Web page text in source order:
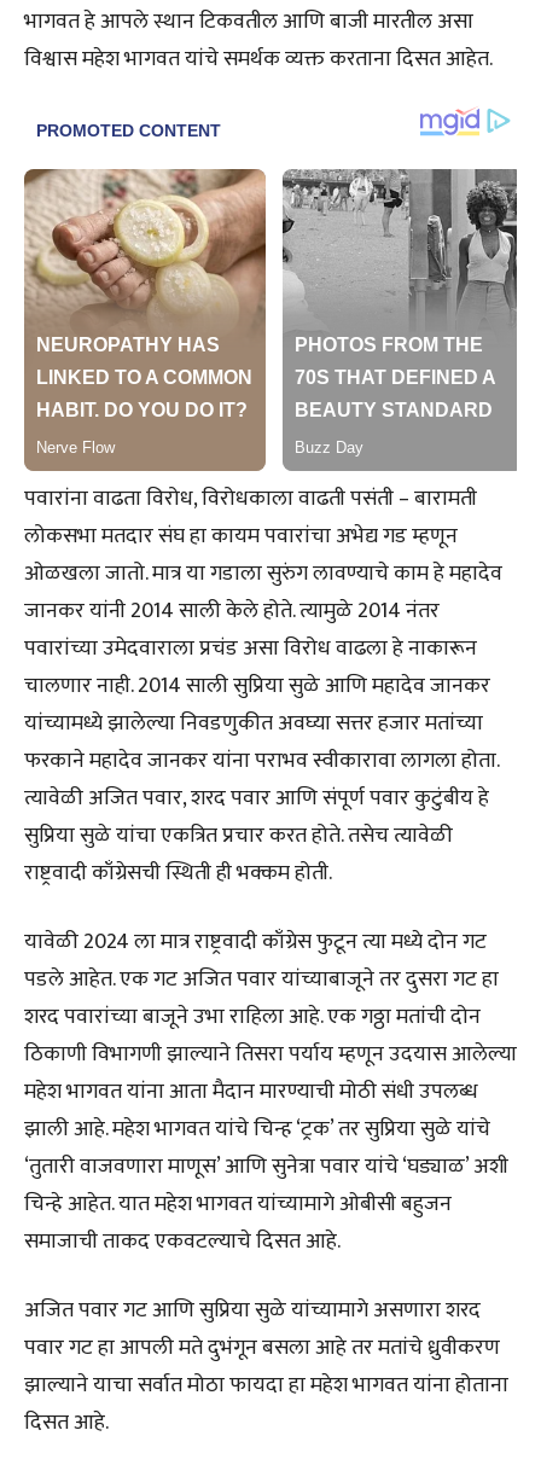
भागवत हे आपले स्थान टिकवतील आणि बाजी मारतील असा
विश्वास महेश भागवत यांचे समर्थक व्यक्त करताना दिसत आहेत.
पवारांना वाढता विरोध, विरोधकाला वाढती पसंती – बारामती
लोकसभा मतदार संघ हा कायम पवारांचा अभेद्य गड म्हणून
ओळखला जातो. मात्र या गडाला सुरुंग लावण्याचे काम हे महादेव
जानकर यांनी 2014 साली केले होते. त्यामुळे 2014 नंतर
पवारांच्या उमेदवाराला प्रचंड असा विरोध वाढला हे नाकारून
चालणार नाही. 2014 साली सुप्रिया सुळे आणि महादेव जानकर
यांच्यामध्ये झालेल्या निवडणुकीत अवघ्या सत्तर हजार मतांच्या
फरकाने महादेव जानकर यांना पराभव स्वीकारावा लागला होता.
त्यावेळी अजित पवार, शरद पवार आणि संपूर्ण पवार कुटुंबीय हे
सुप्रिया सुळे यांचा एकत्रित प्रचार करत होते. तसेच त्यावेळी
राष्ट्रवादी काँग्रेसची स्थिती ही भक्कम होती.
यावेळी 2024 ला मात्र राष्ट्रवादी काँग्रेस फुटून त्या मध्ये दोन गट
पडले आहेत. एक गट अजित पवार यांच्याबाजूने तर दुसरा गट हा
शरद पवारांच्या बाजूने उभा राहिला आहे. एक गठ्ठा मतांची दोन
ठिकाणी विभागणी झाल्याने तिसरा पर्याय म्हणून उदयास आलेल्या
महेश भागवत यांना आता मैदान मारण्याची मोठी संधी उपलब्ध
झाली आहे. महेश भागवत यांचे चिन्ह ‘ट्रक’ तर सुप्रिया सुळे यांचे
‘तुतारी वाजवणारा माणूस’ आणि सुनेत्रा पवार यांचे ‘घड्याळ’ अशी
चिन्हे आहेत. यात महेश भागवत यांच्यामागे ओबीसी बहुजन
समाजाची ताकद एकवटल्याचे दिसत आहे.
अजित पवार गट आणि सुप्रिया सुळे यांच्यामागे असणारा शरद
पवार गट हा आपली मते दुभंगून बसला आहे तर मतांचे ध्रुवीकरण
झाल्याने याचा सर्वात मोठा फायदा हा महेश भागवत यांना होताना
दिसत आहे.